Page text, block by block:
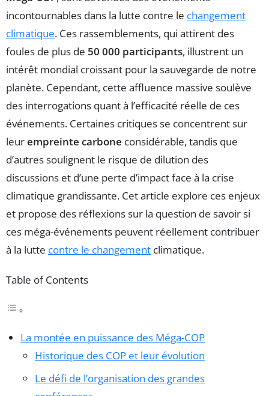
incontournables dans la lutte contre le changement
climatique. Ces rassemblements, qui attirent des
foules de plus de 50 000 participants, illustrent un
intérêt mondial croissant pour la sauvegarde de notre
planète. Cependant, cette affluence massive soulève
des interrogations quant à l’efficacité réelle de ces
événements. Certaines critiques se concentrent sur
leurempreinte carbone considérable, tandis que
d’autres soulignent le risque de dilution des
discussions et d’une perte d’impact face à la crise
climatique grandissante. Cet article explore ces enjeux
et propose des réflexions sur la question de savoir si
ces méga-événements peuvent réellement contribuer
à la lutte contre le changement climatique.
Table of Contents
La montée en puissance des Méga-COP
Historique des COP et leur évolution
Le défi de l’organisation des grandes